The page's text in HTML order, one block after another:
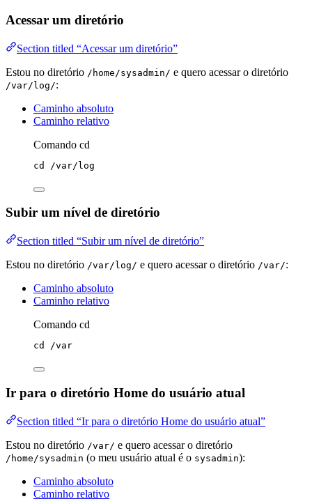
Acessar um diretório
Section titled “Acessar um diretório”
Estou no diretório /home/sysadmin/ e quero acessar o diretório
/var/log/:
Caminho absoluto
Caminho relativo
Comando cd
cd /var/log
Subir um nível de diretório
Section titled “Subir um nível de diretório”
Estou no diretório /var/log/ e quero acessar o diretório /var/:
Caminho absoluto
Caminho relativo
Comando cd
cd /var
Ir para o diretório Home do usuário atual
Section titled “Ir para o diretório Home do usuário atual”
Estou no diretório /var/ e quero acessar o diretório
/home/sysadmin (o meu usuário atual é o sysadmin):
Caminho absoluto
Caminho relativo